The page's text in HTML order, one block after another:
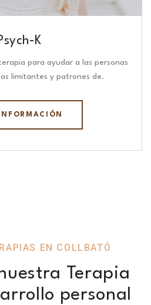
K
para ayudar a las personas
limitantes y patrones de.
EN COLLBATÓ
Terapia
personal